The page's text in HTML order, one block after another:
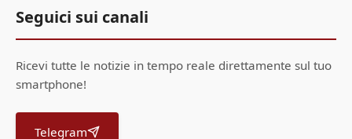
Seguici sui canali
Ricevi tutte le notizie in tempo reale direttamente sul tuo
smartphone!
Telegram